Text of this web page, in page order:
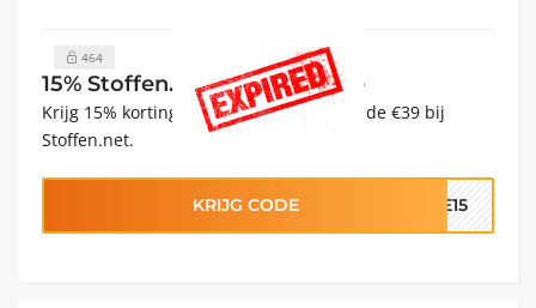
464
15% Stoffen.net Kortingscode
Krijg 15% korting op bestellingen boven de €39 bij
Stoffen.net.
KRIJG CODE ME15